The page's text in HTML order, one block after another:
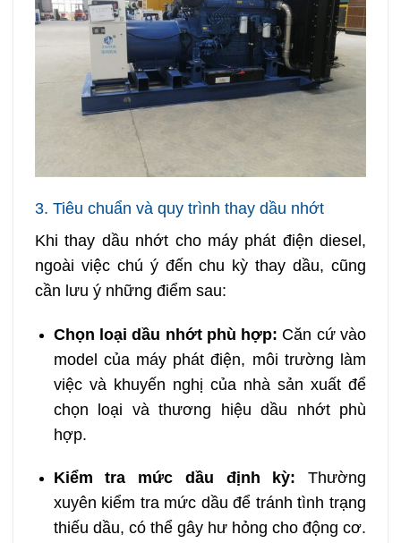
3. Tiêu chuẩn và quy trình thay dầu nhớt
Khi thay dầu nhớt cho máy phát điện diesel,
ngoài việc chú ý đến chu kỳ thay dầu, cũng
cần lưu ý những điểm sau:
Chọn loại dầu nhớt phù hợp: Căn cứ vào
model của máy phát điện, môi trường làm
việc và khuyến nghị của nhà sản xuất để
chọn loại và thương hiệu dầu nhớt phù
hợp.
Kiểm tra mức dầu định kỳ: Thường
xuyên kiểm tra mức dầu để tránh tình trạng
thiếu dầu, có thể gây hư hỏng cho động cơ.